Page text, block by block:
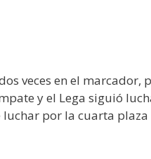
veces en el marcador,
y el Lega siguió
por la cuarta plaza